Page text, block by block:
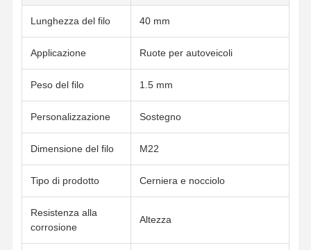
Lunghezza del filo 40 mm
Applicazione Ruote per autoveicoli
Peso del filo 1.5 mm
Personalizzazione Sostegno
Dimensione del filo M22
Tipo di prodotto Cerniera e nocciolo
Resistenza alla
corrosione
Altezza